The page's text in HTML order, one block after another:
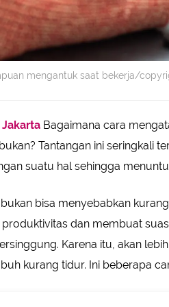
mengantuk saat bekerja/
Bagaimana cara
Tantangan ini seringkali
suatu hal sehingga
bisa menyebabkan
dan membuat
Karena itu, akan
kurang tidur. Ini beberapa